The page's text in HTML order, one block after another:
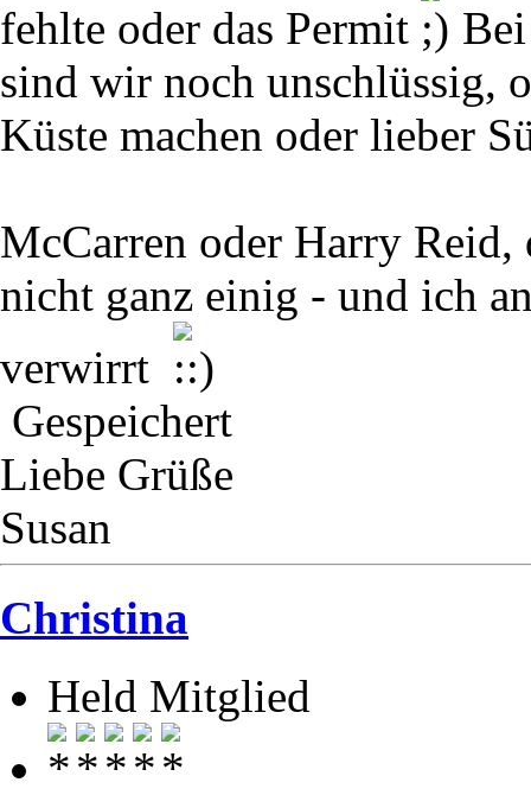
fehlte oder das Permit
sind wir noch unschlüssig,
Küste machen oder lieber
McCarren oder Harry Reid,
nicht ganz einig - und ich
verwirrt
Gespeichert
Liebe Grüße
Susan
Christina
Held Mitglied